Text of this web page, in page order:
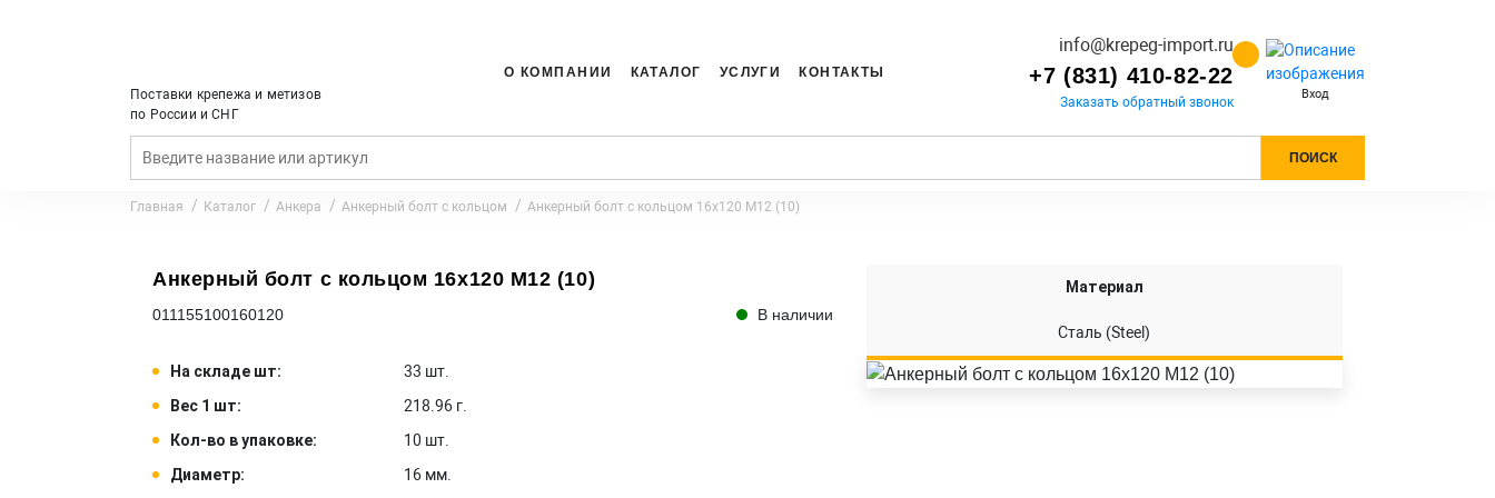
Поставки крепежа и метизов
по России и СНГ
О КОМПАНИИ КАТАЛОГ УСЛУГИ КОНТАКТЫ
info@krepeg-import.ru
+7 (831) 410-82-22
Заказать обратный звонок Вход
ПОИСК
Главная Каталог Анкера Анкерный болт с кольцом Анкерный болт с кольцом 16x120 M12 (10)
Анкерный болт с кольцом 16x120 M12 (10)
011155100160120 В наличии
На складе шт:
33 шт.
Вес 1 шт:
218.96 г.
Кол-во в упаковке:
10 шт.
Диаметр:
16 мм.
Материал
Сталь (Steel)